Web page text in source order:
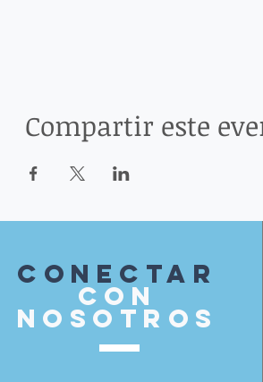
Compartir este
Conectar
con
nosotros